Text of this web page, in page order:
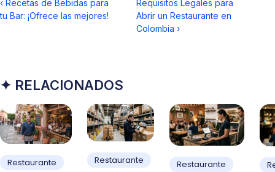
‹ Recetas de Bebidas para
tu Bar: ¡Ofrece las mejores!
Requisitos Legales para
Abrir un Restaurante en
Colombia ›
✦ RELACIONADOS
Restaurante Restaurante Restaurante